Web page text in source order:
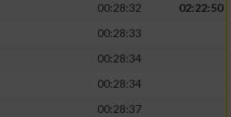
00:28:32
02:22:50
00:28:33
00:28:34
00:28:34
00:28:37